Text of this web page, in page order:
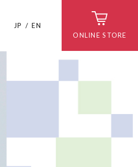
JP
EN
ONLINE STORE